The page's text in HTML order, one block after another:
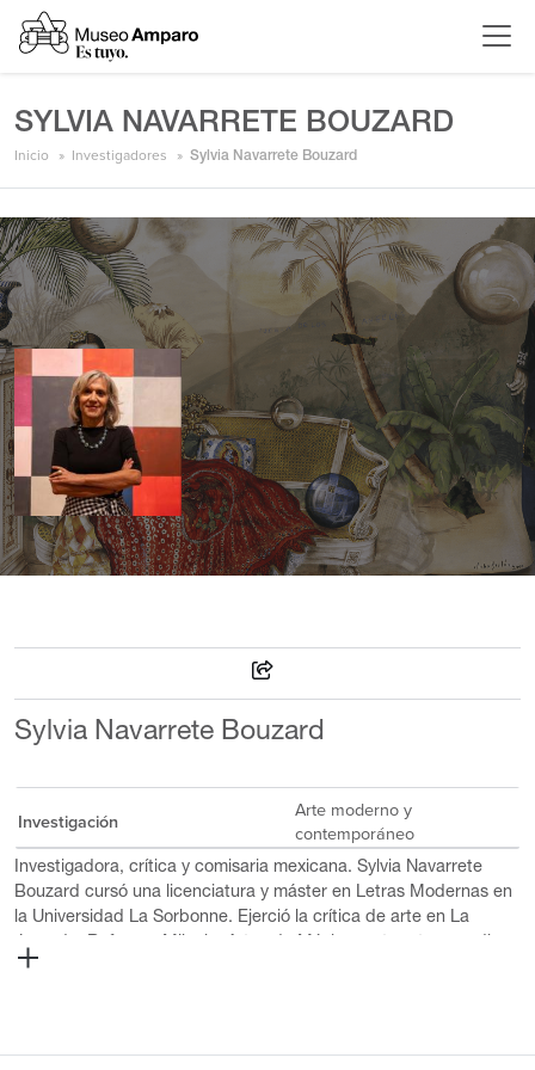
SYLVIA NAVARRETE BOUZARD
Inicio Investigadores Sylvia Navarrete Bouzard
Sylvia Navarrete Bouzard
Investigación
Arte moderno y
contemporáneo
Investigadora, crítica y comisaria mexicana. Sylvia Navarrete
Bouzard cursó una licenciatura y máster en Letras Modernas en
la Universidad La Sorbonne. Ejerció la crítica de arte en La
Jornada, Reforma, Milenio, Artes de México, entre otros medios.
Ha publicado unos veinte libros, entre ellos dos monografías